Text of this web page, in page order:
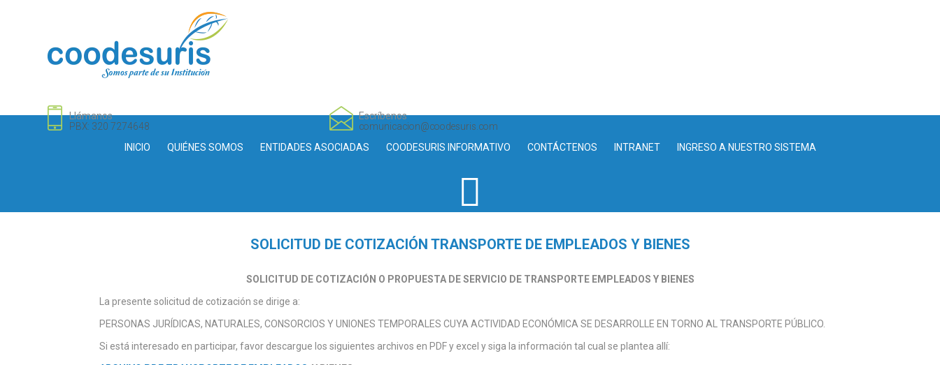
Llámanos
PBX: 320 7274648
Escríbenos
comunicacion@coodesuris.com
INICIO
QUIÉNES SOMOS ENTIDADES ASOCIADAS COODESURIS INFORMATIVO CONTÁCTENOS INTRANET INGRESO A NUESTRO SISTEMA
SOLICITUD DE COTIZACIÓN TRANSPORTE DE EMPLEADOS Y BIENES
SOLICITUD DE COTIZACIÓN O PROPUESTA DE SERVICIO DE TRANSPORTE EMPLEADOS Y BIENES
La presente solicitud de cotización se dirige a:
PERSONAS JURÍDICAS, NATURALES, CONSORCIOS Y UNIONES TEMPORALES CUYA ACTIVIDAD ECONÓMICA SE DESARROLLE EN TORNO AL TRANSPORTE PÚBLICO.
Si está interesado en participar, favor descargue los siguientes archivos en PDF y excel y siga la información tal cual se plantea allí: